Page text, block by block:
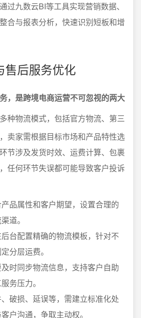
过九数云BI等工具实现营销数据、
合与报表分析，快速识别短板和增
售后服务优化
，是跨境电商运营不可忽视的两大
种物流模式，包括官方物流、第三
卖家需根据目标市场和产品特性选
节涉及发货时效、运费计算、包裹
任何环节失误都可能导致客户投诉
品属性和客户期望，设置合理的
道。
台配置精确的物流模板，针对不
分层运费。
时同步物流信息，支持客户自助
务压力。
破损、延误等，需建立标准化处
户沟通，争取主动权。